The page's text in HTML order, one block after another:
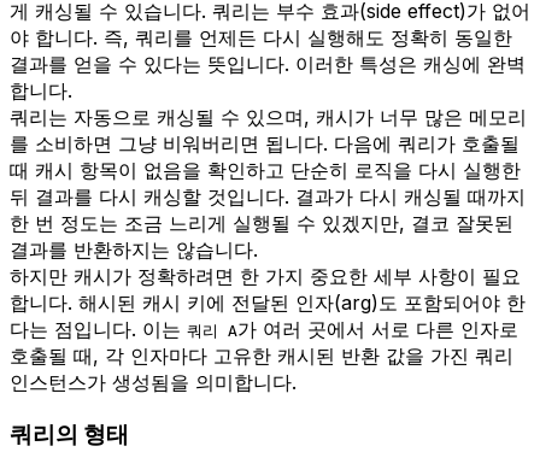
게 캐싱될 수 있습니다. 쿼리는 부수 효과(side effect)가 없어
야 합니다. 즉, 쿼리를 언제든 다시 실행해도 정확히 동일한
결과를 얻을 수 있다는 뜻입니다. 이러한 특성은 캐싱에 완벽
합니다.
쿼리는 자동으로 캐싱될 수 있으며, 캐시가 너무 많은 메모리
를 소비하면 그냥 비워버리면 됩니다. 다음에 쿼리가 호출될
때 캐시 항목이 없음을 확인하고 단순히 로직을 다시 실행한
뒤 결과를 다시 캐싱할 것입니다. 결과가 다시 캐싱될 때까지
한 번 정도는 조금 느리게 실행될 수 있겠지만, 결코 잘못된
결과를 반환하지는 않습니다.
하지만 캐시가 정확하려면 한 가지 중요한 세부 사항이 필요
합니다. 해시된 캐시 키에 전달된 인자(arg)도 포함되어야 한
다는 점입니다. 이는 쿼리 A가 여러 곳에서 서로 다른 인자로
호출될 때, 각 인자마다 고유한 캐시된 반환 값을 가진 쿼리
인스턴스가 생성됨을 의미합니다.
쿼리의 형태